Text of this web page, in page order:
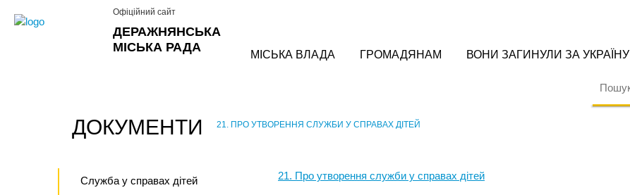
ДЕРАЖНЯНСЬКА
МІСЬКА РАДА
Офіційний сайт
МІСЬКА ВЛАДА ГРОМАДЯНАМ ВОНИ ЗАГИНУЛИ ЗА УКРАЇНУ
ДОКУМЕНТИ 21. ПРО УТВОРЕННЯ СЛУЖБИ У СПРАВАХ ДІТЕЙ
Служба у справах дітей 21. Про утворення служби у справах дітей